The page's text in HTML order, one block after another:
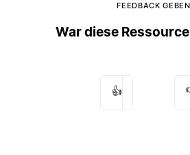
FEEDBACK GEBEN
War diese
👍